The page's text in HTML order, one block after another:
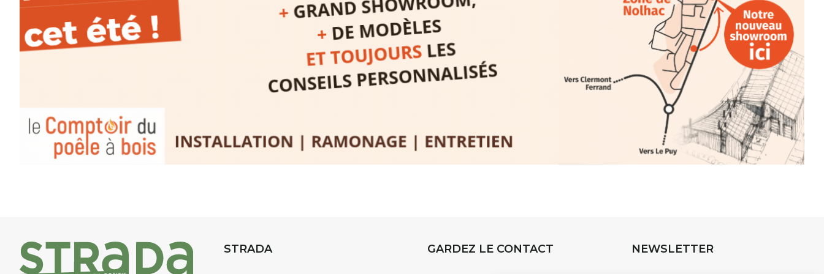
, dans un cadre naturel
inspirant
, à seulement30
minutes du Puy-en-Velay
aquarelle, encre, ou contenu hybride.
Le programme :
8h : rendez-vous au point de départ
Et si le temps se gâte : un atelier abrité
permettra de continuer à créer.
INTERVIEW
STRADA Bernard Turle, vous avez ouvert une
galerie à Auzon…
investissent les rues, les caves, les granges
STRADA GARDEZ LE CONTACT NEWSLETTER